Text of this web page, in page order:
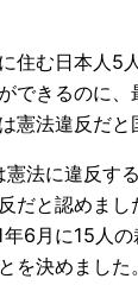
住む日本人5
できるのに
憲法違反だと
憲法に違反す
だと認めま
6月に15人
を決めまし